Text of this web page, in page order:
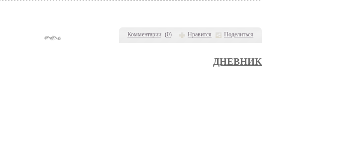
Комментарии (0) Нравится Поделиться
ДНЕВНИК